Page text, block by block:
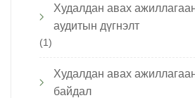
Худалдан авах
аудитын дүгнэлт
(1)
Худалдан авах
байдал